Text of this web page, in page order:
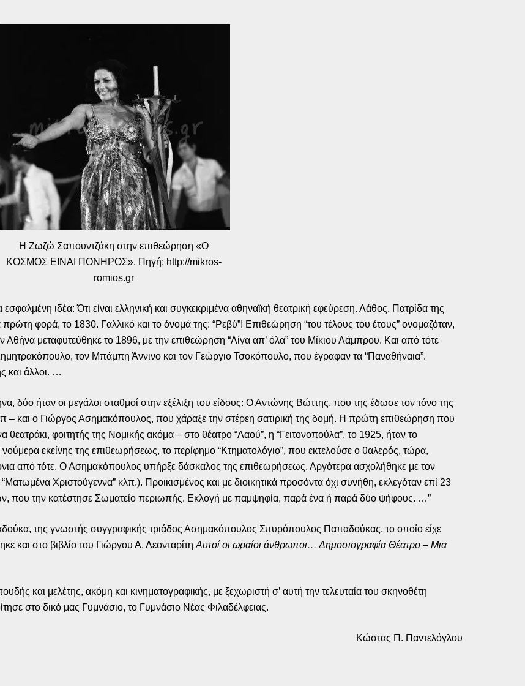
Η Ζωζώ Σαπουντζάκη στην επιθεώρηση «Ο
ΚΟΣΜΟΣ ΕΙΝΑΙ ΠΟΝΗΡΟΣ». Πηγή: http://mikros-
romios.gr
ιδέα: Ότι είναι ελληνική και συγκεκριμένα αθηναϊκή θεατρική εφεύρεση. Λάθος. Πατρίδα της
πρώτη φορά, το 1830. Γαλλικό και το όνομά της: “Ρεβύ”! Επιθεώρηση “του τέλους του έτους” ονομαζόταν,
Αθήνα μεταφυτεύθηκε το 1896, με την επιθεώρηση “Λίγα απ’ όλα” του Μίκιου Λάμπρου. Και από τότε
τον Μπάμπη Άννινο και τον Γεώργιο Τσοκόπουλο, που έγραφαν τα “Παναθήναια”.
και άλλοι. …
ήταν οι μεγάλοι σταθμοί στην εξέλιξη του είδους: Ο Αντώνης Βώττης, που της έδωσε τον τόνο της
– και ο Γιώργος Ασημακόπουλος, που χάραξε την στέρεη σατιρική της δομή. Η πρώτη επιθεώρηση που
φοιτητής της Νομικής ακόμα – στο θέατρο “Λαού”, η “Γειτονοπούλα”, το 1925, ήταν το
εκείνης της επιθεωρήσεως, το περίφημο “Κτηματολόγιο”, που εκτελούσε ο θαλερός, τώρα,
από τότε. Ο Ασημακόπουλος υπήρξε δάσκαλος της επιθεωρήσεως. Αργότερα ασχολήθηκε με τον
Χριστούγεννα” κλπ.). Προικισμένος και με διοικητικά προσόντα όχι συνήθη, εκλεγόταν επί 23
που την κατέστησε Σωματείο περιωπής. Εκλογή με παμψηφία, παρά ένα ή παρά δύο ψήφους. …”
της γνωστής συγγραφικής τριάδος Ασημακόπουλος Σπυρόπουλος Παπαδούκας, το οποίο είχε
και στο βιβλίο του Γιώργου Α. Λεονταρίτη Αυτοί οι ωραίοι άνθρωποι… Δημοσιογραφία Θέατρο – Μια
και μελέτης, ακόμη και κινηματογραφικής, με ξεχωριστή σ’ αυτή την τελευταία του σκηνοθέτη
στο δικό μας Γυμνάσιο, το Γυμνάσιο Νέας Φιλαδέλφειας.
Κώστας Π. Παντελόγλου